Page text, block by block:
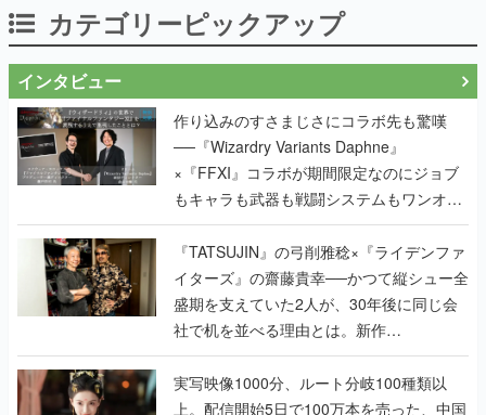
カテゴリーピックアップ
インタビュー
作り込みのすさまじさにコラボ先も驚嘆
──『Wizardry Variants Daphne』
×『FFXI』コラボが期間限定なのにジョブ
もキャラも武器も戦闘システムもワンオフ
で作り込まれた理由を両ディレクターに聞
く
『TATSUJIN』の弓削雅稔×『ライデンファ
イターズ』の齋藤貴幸──かつて縦シュー全
盛期を支えていた2人が、30年後に同じ会
社で机を並べる理由とは。新作
『TATSUJIN EXTREME』で初タッグを組
んだレジェンド2人に訊く開発秘話
実写映像1000分、ルート分岐100種類以
上。配信開始5日で100万本を売った、中国